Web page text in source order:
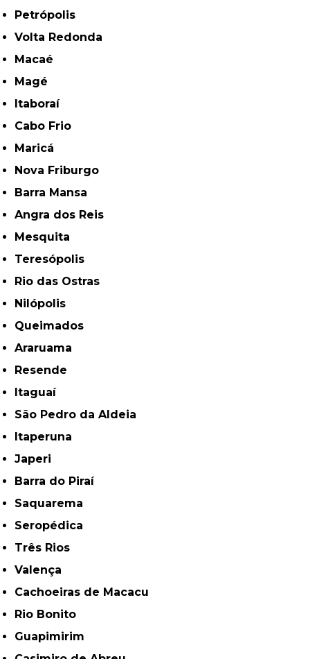
Petrópolis
Volta Redonda
Macaé
Magé
Itaboraí
Cabo Frio
Maricá
Nova Friburgo
Barra Mansa
Angra dos Reis
Mesquita
Teresópolis
Rio das Ostras
Nilópolis
Queimados
Araruama
Resende
Itaguaí
São Pedro da Aldeia
Itaperuna
Japeri
Barra do Piraí
Saquarema
Seropédica
Três Rios
Valença
Cachoeiras de Macacu
Rio Bonito
Guapimirim